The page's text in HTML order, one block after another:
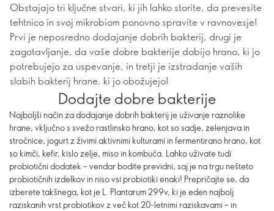
Obstajajo tri ključne stvari, ki jih lahko storite, da prevesite
tehtnico in svoj mikrobiom ponovno spravite v ravnovesje!
Prvi je neposredno dodajanje dobrih bakterij, drugi je
zagotavljanje, da vaše dobre bakterije dobijo hrano, ki jo
potrebujejo za uspevanje, in tretji je izstradanje vaših
slabih bakterij hrane, ki jo obožujejo!
Dodajte dobre bakterije
Najboljši način za dodajanje dobrih bakterij je uživanje raznolike
hrane, vključno s svežo rastlinsko hrano, kot so sadje, zelenjava in
stročnice, jogurt z živimi aktivnimi kulturami in fermentirano hrano, kot
so kimči, kefir, kislo zelje, miso in kombuča. Lahko uživate tudi
probiotični dodatek – vendar bodite previdni, saj je na trgu nešteto
probiotičnih izdelkov in niso vsi probiotiki enaki! Prepričajte se, da
izberete takšnega, kot je L. Plantarum 299v, ki je eden najbolj
raziskanih vrst probiotikov z več kot 20-letnimi raziskavami – in